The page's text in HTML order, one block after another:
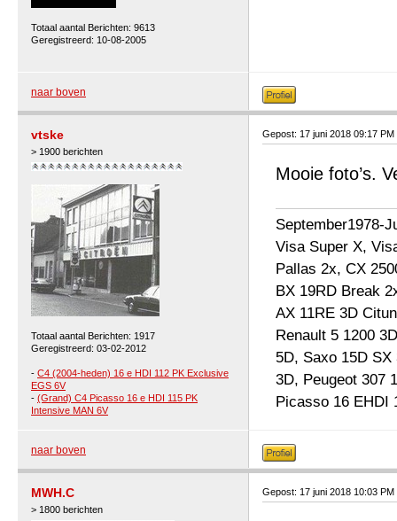
Totaal aantal Berichten: 9613
Geregistreerd: 10-08-2005
naar boven
vtske
> 1900 berichten
Totaal aantal Berichten: 1917
Geregistreerd: 03-02-2012
- C4 (2004-heden) 16 e HDI 112 PK Exclusive
EGS 6V
- (Grand) C4 Picasso 16 e HDI 115 PK
Intensive MAN 6V
Gepost: 17 juni 2018 09:17 PM
Mooie foto’s.
September1978-
Visa Super X,
Pallas 2x, CX
BX 19RD Break
AX 11RE 3D
Renault 5 1200
5D, Saxo 15D
3D, Peugeot 307
Picasso 16 EHDI
naar boven
MWH.C
> 1800 berichten
Gepost: 17 juni 2018 10:03 PM